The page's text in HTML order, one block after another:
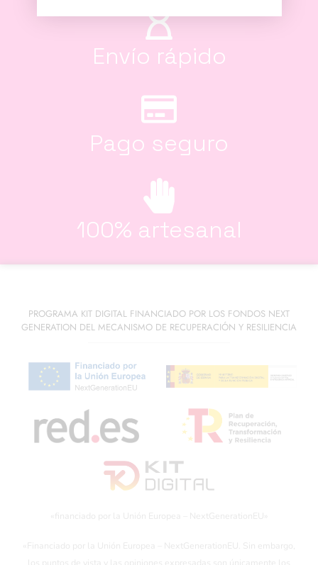
Envío rápido
Pago seguro
100% artesanal
PROGRAMA KIT DIGITAL FINANCIADO POR LOS FONDOS NEXT
GENERATION DEL MECANISMO DE RECUPERACIÓN Y RESILIENCIA
«financiado por la Unión Europea – NextGenerationEU»
«Financiado por la Unión Europea – NextGenerationEU. Sin embargo,